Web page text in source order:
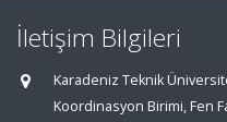
İletişim Bilgileri
Karadeniz Teknik
Koordinasyon Birimi, Fen